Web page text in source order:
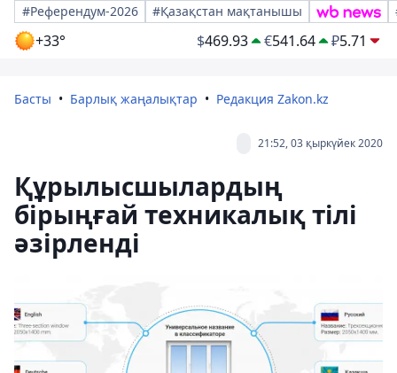
#Референдум-2026
#Қазақстан мақтанышы
+33° $469.93 €541.64 ₽5.71
Басты Барлық жаңалықтар Редакция Zakon.kz
21:52, 03 қыркүйек 2020
Құрылысшылардың
бірыңғай техникалық тілі
әзірленді